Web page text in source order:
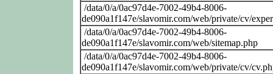
/data/0/a/0ac97d4e-7002-49b4-8006-
de090a1f147e/slavomir.com/web/private/cv/
/data/0/a/0ac97d4e-7002-49b4-8006-
de090a1f147e/slavomir.com/web/sitemap.php
/data/0/a/0ac97d4e-7002-49b4-8006-
de090a1f147e/slavomir.com/web/private/cv/